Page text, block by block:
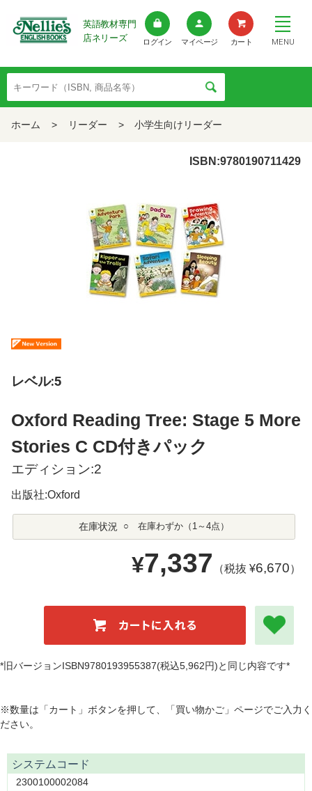
英語教材専門
店ネリーズ
ログイン マイページ カート MENU
ホーム > リーダー > 小学生向けリーダー
ISBN:9780190711429
レベル:5
Oxford Reading Tree: Stage 5 More
Stories C CD付きパック
エディション:2
出版社:Oxford
在庫状況 ○ 在庫わずか（1～4点）
¥7,337 （税抜 ¥6,670）
*旧バージョンISBN9780193955387(税込5,962円)と同じ内容です*
※数量は「カート」ボタンを押して、「買い物かご」ページでご入力く
ださい。
システムコード
2300100002084